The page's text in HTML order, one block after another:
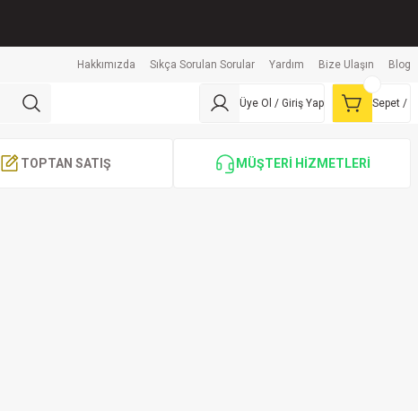
Hakkımızda Sıkça Sorulan Sorular Yardım Bize Ulaşın Blog
Üye Ol / Giriş Yap Sepet /
TOPTAN SATIŞ MÜŞTERİ HİZMETLERİ